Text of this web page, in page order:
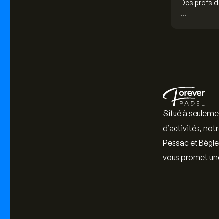
Situé à
d’activités,
Pessac et
vous promet